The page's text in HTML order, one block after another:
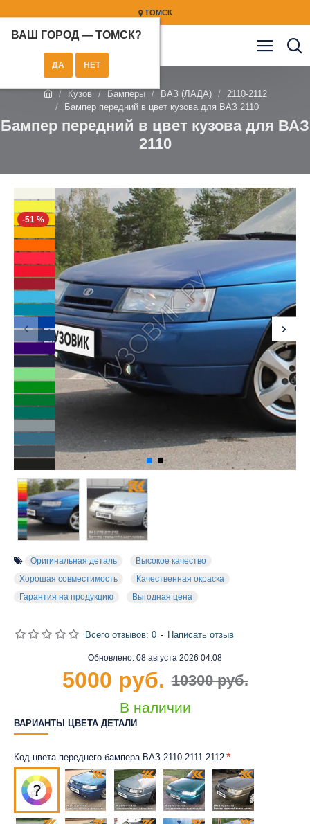
ТОМСК
ВАШ ГОРОД — ТОМСК?
Кузов Бамперы ВАЗ (ЛАДА)
2110-2112
Бампер передний в цвет кузова для ВАЗ 2110
Бампер передний в цвет кузова для ВАЗ
2110
-51 %
Оригинальная деталь
Высокое качество
Хорошая совместимость
Качественная окраска
Гарантия на продукцию
Выгодная цена
Обновлено: 08 августа 2026 04:08
В наличии
Всего отзывов: 0 - Написать отзыв
10300 руб.
5000 руб.
ВАРИАНТЫ ЦВЕТА ДЕТАЛИ
Код цвета переднего бампера ВАЗ 2110 2111 2112